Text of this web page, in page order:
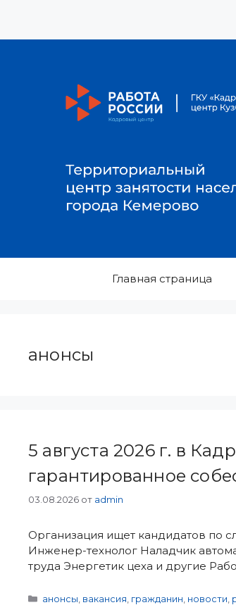
содержимому
Главная страница
анонсы
5 августа 2026 г. в
гарантированное
03.08.2026 от admin
Организация ищет кандидатов по
Инженер-технолог Наладчик
труда Энергетик цеха и другие
Рубрики
анонсы вакансия гражданин новости